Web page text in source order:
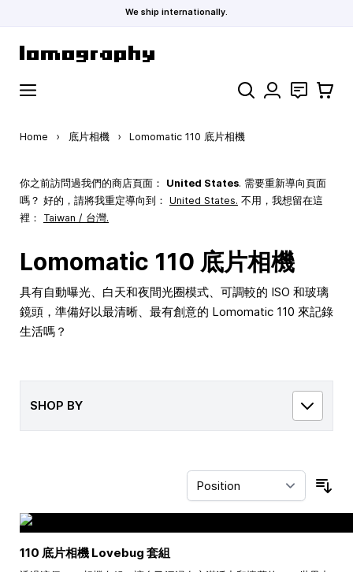
We ship internationally.
Search 聯絡 購物車
Home › 底片相機 › Lomomatic 110 底片相機
你之前訪問過我們的商店頁面： United States. 需要重新導向頁面
嗎？ 好的，請將我重定導向到： United States. 不用，我想留在這
裡： Taiwan / 台灣.
Lomomatic 110 底片相機
具有自動曝光、白天和夜間光圈模式、可調較的 ISO 和玻璃
鏡頭，準備好以最清晰、最有創意的 Lomomatic 110 來記錄
生活嗎？
SHOP BY
110 底片相機 Lovebug 套組